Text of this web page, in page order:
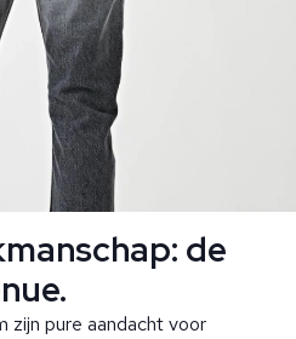
de
zijn pure aandacht voor